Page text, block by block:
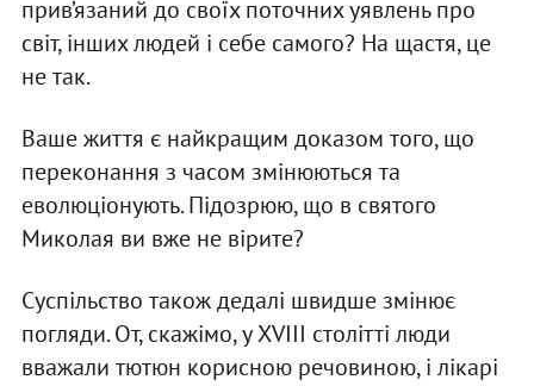
прив’язаний до своїх поточних уявлень про
світ, інших людей і себе самого? На щастя, це
не так.
Ваше життя є найкращим доказом того, що
переконання з часом змінюються та
еволюціонують. Підозрюю, що в святого
Миколая ви вже не вірите?
Суспільство також дедалі швидше змінює
погляди. От, скажімо, у XVIII столітті люди
вважали тютюн корисною речовиною, і лікарі